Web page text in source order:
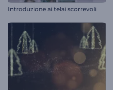
Introduzione ai telai scorrevoli